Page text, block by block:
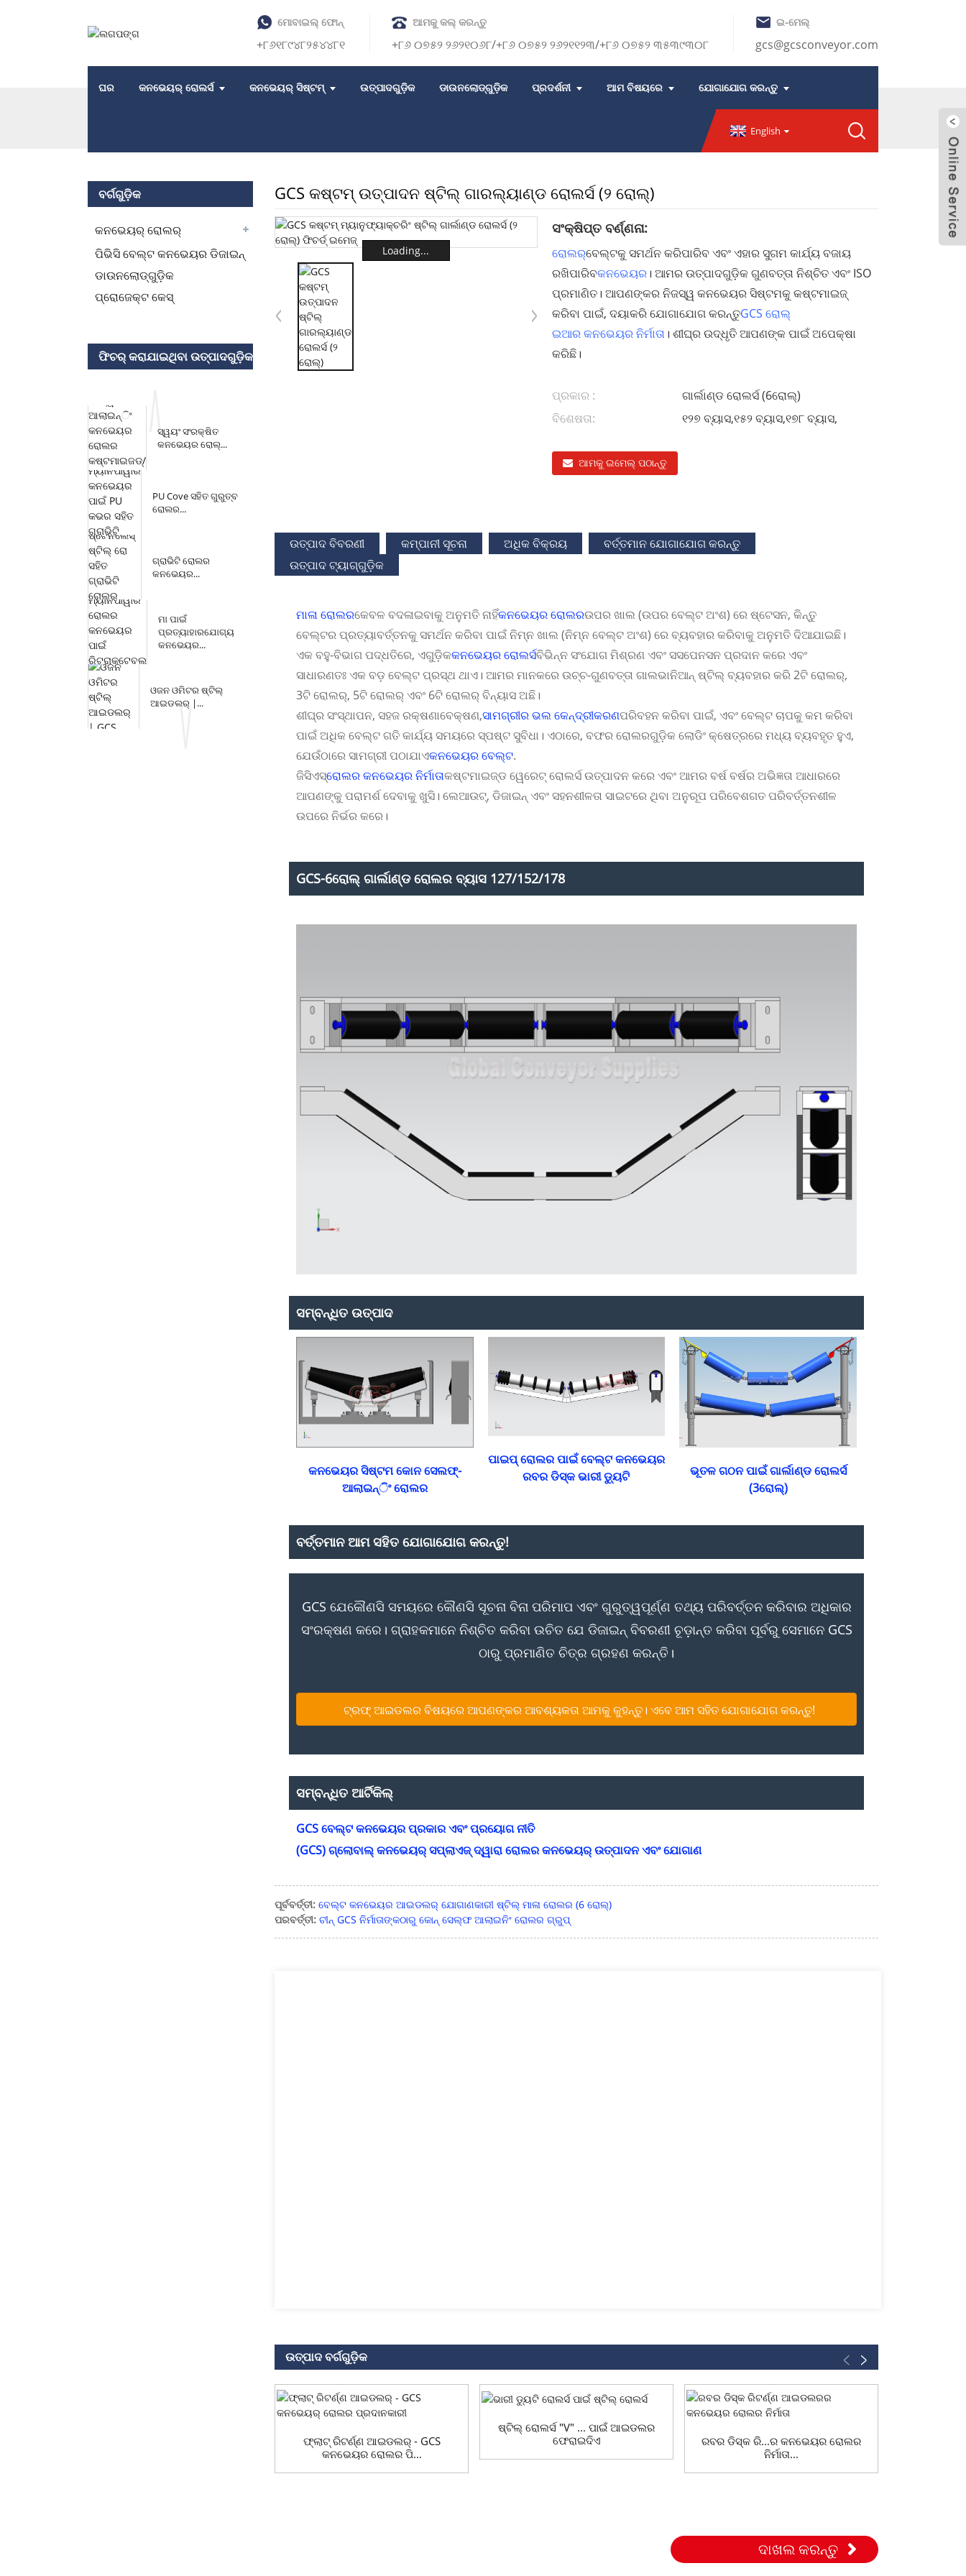
ମୋବାଇଲ୍ ଫୋନ୍
+୮୬୧୮୯୪୮୨୫୪୪୮୧
ଆମକୁ କଲ୍ କରନ୍ତୁ
+୮୬ ୦୭୫୨ ୨୬୨୧୦୬୮/+୮୬ ୦୭୫୨ ୨୬୨୧୧୨୩/+୮୬ ୦୭୫୨ ୩୫୩୯୩୦୮
ଇ-ମେଲ୍
gcs@gcsconveyor.com
ଘର କନଭେୟର୍ ରୋଲର୍ସ କନଭେୟର୍ ସିଷ୍ଟମ୍ ଉତ୍ପାଦଗୁଡ଼ିକ ଡାଉନଲୋଡ୍‌ଗୁଡ଼ିକ ପ୍ରଦର୍ଶନୀ ଆମ ବିଷୟରେ ଯୋଗାଯୋଗ କରନ୍ତୁ
English
ବର୍ଗଗୁଡ଼ିକ
କନଭେୟର୍ ରୋଲର୍
ପିଭିସି ବେଲ୍ଟ କନଭେୟର ଡିଜାଇନ୍
ଡାଉନଲୋଡ୍‌ଗୁଡ଼ିକ
ପ୍ରୋଜେକ୍ଟ କେସ୍
ଫିଚର୍ କରାଯାଇଥିବା ଉତ୍ପାଦଗୁଡ଼ିକ
ସ୍ୱୟଂ ସଂରକ୍ଷିତ
କନଭେୟର ରୋଲ୍...
PU Cove ସହିତ ଗୁରୁତ୍ବ
ରୋଲର...
ଗ୍ରାଭିଟି ରୋଲର
କନଭେୟର...
ମା ପାଇଁ
ପ୍ରତ୍ୟାହାରଯୋଗ୍ୟ
କନଭେୟର...
ଓଜନ ଓମିଟର ଷ୍ଟିଲ୍
ଆଇଡଲର୍ |...
GCS କଷ୍ଟମ୍ ଉତ୍ପାଦନ ଷ୍ଟିଲ୍ ଗାରଲ୍ୟାଣ୍ଡ ରୋଲର୍ସ (୨ ରୋଲ୍)
Loading...
ସଂକ୍ଷିପ୍ତ ବର୍ଣ୍ଣନା:
ରୋଲର୍‌ବେଲ୍ଟକୁ ସମର୍ଥନ କରିପାରିବ ଏବଂ ଏହାର ସୁଗମ କାର୍ଯ୍ୟ ବଜାୟ
ରଖିପାରିବକନଭେୟର। ଆମର ଉତ୍ପାଦଗୁଡ଼ିକ ଗୁଣବତ୍ତା ନିଶ୍ଚିତ ଏବଂ ISO
ପ୍ରମାଣିତ। ଆପଣଙ୍କର ନିଜସ୍ୱ କନଭେୟର ସିଷ୍ଟମକୁ କଷ୍ଟମାଇଜ୍
କରିବା ପାଇଁ, ଦୟାକରି ଯୋଗାଯୋଗ କରନ୍ତୁGCS ରୋଲ୍
ଇଆର କନଭେୟର ନିର୍ମାତା । ଶୀଘ୍ର ଉଦ୍ଧୃତି ଆପଣଙ୍କ ପାଇଁ ଅପେକ୍ଷା
କରିଛି।
ପ୍ରକାର :
ଗାର୍ଲାଣ୍ଡ ରୋଲର୍ସ (6ରୋଲ୍)
ବିଶେଷତା:
୧୨୭ ବ୍ୟାସ,୧୫୨ ବ୍ୟାସ,୧୭୮ ବ୍ୟାସ,
ଆମକୁ ଇମେଲ୍ ପଠାନ୍ତୁ
ଉତ୍ପାଦ ବିବରଣୀ କମ୍ପାନୀ ସୂଚନା ଅଧିକ ବିକ୍ରୟ
ବର୍ତ୍ତମାନ ଯୋଗାଯୋଗ କରନ୍ତୁ
ଉତ୍ପାଦ ଟ୍ୟାଗ୍‌ଗୁଡ଼ିକ
ମାଳା ରୋଲରକେବଳ ବଦଳାଇବାକୁ ଅନୁମତି ନାହିଁକନଭେୟର ରୋଲରଉପର ଖାଲ (ଉପର ବେଲ୍ଟ ଅଂଶ) ରେ ଷ୍ଟେସନ, କିନ୍ତୁ
ବେଲ୍ଟର ପ୍ରତ୍ୟାବର୍ତ୍ତନକୁ ସମର୍ଥନ କରିବା ପାଇଁ ନିମ୍ନ ଖାଲ (ନିମ୍ନ ବେଲ୍ଟ ଅଂଶ) ରେ ବ୍ୟବହାର କରିବାକୁ ଅନୁମତି ଦିଆଯାଇଛି।
ଏକ ବହୁ-ବିଭାଗ ପଦ୍ଧତିରେ, ଏଗୁଡ଼ିକକନଭେୟର ରୋଲର୍ସବିଭିନ୍ନ ସଂଯୋଗ ମିଶ୍ରଣ ଏବଂ ସସପେନସନ ପ୍ରଦାନ କରେ ଏବଂ
ସାଧାରଣତଃ ଏକ ବଡ଼ ବେଲ୍ଟ ପ୍ରସ୍ଥ ଥାଏ। ଆମର ମାନକରେ ଉଚ୍ଚ-ଗୁଣବତ୍ତା ଗାଲଭାନିଆନ୍ ଷ୍ଟିଲ୍ ବ୍ୟବହାର କରି 2ଟି ରୋଲର୍,
3ଟି ରୋଲର୍, 5ଟି ରୋଲର୍ ଏବଂ 6ଟି ରୋଲର୍ ବିନ୍ୟାସ ଅଛି।
ଶୀଘ୍ର ସଂସ୍ଥାପନ, ​​ସହଜ ରକ୍ଷଣାବେକ୍ଷଣ,ସାମଗ୍ରୀର ଭଲ କେନ୍ଦ୍ରୀକରଣପରିବହନ କରିବା ପାଇଁ, ଏବଂ ବେଲ୍ଟ ଚାପକୁ କମ କରିବା
ପାଇଁ ଅଧିକ ବେଲ୍ଟ ଗତି କାର୍ଯ୍ୟ ସମୟରେ ସ୍ପଷ୍ଟ ସୁବିଧା। ଏଠାରେ, ବଫର ରୋଲରଗୁଡ଼ିକ ଲୋଡିଂ କ୍ଷେତ୍ରରେ ମଧ୍ୟ ବ୍ୟବହୃତ ହୁଏ,
ଯେଉଁଠାରେ ସାମଗ୍ରୀ ପଠାଯାଏକନଭେୟର ବେଲ୍ଟ.
ଜିସିଏସ୍ରୋଲର କନଭେୟର ନିର୍ମାତାକଷ୍ଟମାଇଜ୍ଡ ୱେରେଟ୍ ରୋଲର୍ସ ଉତ୍ପାଦନ କରେ ଏବଂ ଆମର ବର୍ଷ ବର୍ଷର ଅଭିଜ୍ଞତା ଆଧାରରେ
ଆପଣଙ୍କୁ ପରାମର୍ଶ ଦେବାକୁ ଖୁସି। ଲେଆଉଟ୍, ଡିଜାଇନ୍ ଏବଂ ସହନଶୀଳତା ସାଇଟରେ ଥିବା ଅନୁରୂପ ପରିବେଶଗତ ପରିବର୍ତ୍ତନଶୀଳ
ଉପରେ ନିର୍ଭର କରେ।
GCS-6ରୋଲ୍ ଗାର୍ଲାଣ୍ଡ ରୋଲର ବ୍ୟାସ 127/152/178
ସମ୍ବନ୍ଧିତ ଉତ୍ପାଦ
କନଭେୟର ସିଷ୍ଟମ କୋନ ସେଲଫ୍-
ଆଲାଇନ୍ିଂ ରୋଲର
ପାଇପ୍ ରୋଲର ପାଇଁ ବେଲ୍ଟ କନଭେୟର
ରବର ଡିସ୍କ ଭାରୀ ଡ୍ୟୁଟି
ଭୂତଳ ଗଠନ ପାଇଁ ଗାର୍ଲାଣ୍ଡ ରୋଲର୍ସ
(3ରୋଲ୍)
ବର୍ତ୍ତମାନ ଆମ ସହିତ ଯୋଗାଯୋଗ କରନ୍ତୁ!
GCS ଯେକୌଣସି ସମୟରେ କୌଣସି ସୂଚନା ବିନା ପରିମାପ ଏବଂ ଗୁରୁତ୍ୱପୂର୍ଣ୍ଣ ତଥ୍ୟ ପରିବର୍ତ୍ତନ କରିବାର ଅଧିକାର
ସଂରକ୍ଷଣ କରେ। ଗ୍ରାହକମାନେ ନିଶ୍ଚିତ କରିବା ଉଚିତ ଯେ ଡିଜାଇନ୍ ବିବରଣୀ ଚୂଡ଼ାନ୍ତ କରିବା ପୂର୍ବରୁ ସେମାନେ GCS
ଠାରୁ ପ୍ରମାଣିତ ଚିତ୍ର ଗ୍ରହଣ କରନ୍ତି।
ଟ୍ରଫ୍ ଆଇଡଲର ବିଷୟରେ ଆପଣଙ୍କର ଆବଶ୍ୟକତା ଆମକୁ କୁହନ୍ତୁ। ଏବେ ଆମ ସହିତ ଯୋଗାଯୋଗ କରନ୍ତୁ!
ସମ୍ବନ୍ଧିତ ଆର୍ଟିକିଲ୍
GCS ବେଲ୍ଟ କନଭେୟର ପ୍ରକାର ଏବଂ ପ୍ରୟୋଗ ନୀତି
(GCS) ଗ୍ଲୋବାଲ୍ କନଭେୟର୍ ସପ୍ଲାଏଜ୍ ଦ୍ୱାରା ରୋଲର କନଭେୟର୍ ଉତ୍ପାଦନ ଏବଂ ଯୋଗାଣ
ପୂର୍ବବର୍ତ୍ତୀ: ବେଲ୍ଟ କନଭେୟର ଆଇଡଲର୍ ଯୋଗାଣକାରୀ ଷ୍ଟିଲ୍ ମାଳା ରୋଲର (6 ରୋଲ୍)
ପରବର୍ତ୍ତୀ: ଚୀନ୍ GCS ନିର୍ମାତାଙ୍କଠାରୁ କୋନ୍ ସେଲ୍ଫ ଆଲାଇନିଂ ରୋଲର ଗ୍ରୁପ୍
ଉତ୍ପାଦ ବର୍ଗଗୁଡ଼ିକ
ଫ୍ଲାଟ୍ ରିଟର୍ଣ୍ଣ ଆଇଡଲର୍ - GCS
କନଭେୟର ରୋଲର ପି...
ଷ୍ଟିଲ୍ ରୋଲର୍ସ "V" ... ପାଇଁ ଆଇଡଲର
ଫେରାଇଦିଏ
ରବର ଡିସ୍କ ରି...ର କନଭେୟର ରୋଲର
ନିର୍ମାତା...
ଦାଖଲ କରନ୍ତୁ